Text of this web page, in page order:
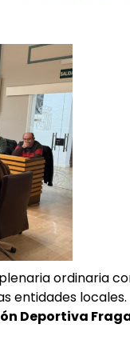
ordinaria
entidades
Deportiva